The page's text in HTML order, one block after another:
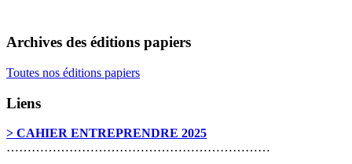
Archives des éditions papiers
Toutes nos éditions papiers
Liens
> CAHIER ENTREPRENDRE 2025
………………………………………………………